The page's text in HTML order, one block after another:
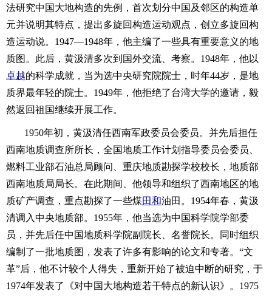
法研究中国大地构造的先例，首次划分中国及邻区的构造单
元并说明其特点，提出多旋回构造运动观点，创立多旋回构
造运动说。1947—1948年，他主编了一些具有重要意义的地
质图。此后，黄汲清多次到国外交流、考察。1948年，他以
卓越的科学成就，当为选中央研究院院士，时年44岁，是地
质界最年轻的院士。1949年，他拒绝了台湾大学的邀请，毅
然返回祖国继续开展工作。
1950年初，黄汲清任西南军政委员会委员。并先后担任
西南地质调查所所长，全国地质工作计划指导委员会委员、
燃料工业部石油总局顾问、重庆地质勘探学校校长，地质部
西南地质局局长。在此期间、他领导和组织了西南地区的地
质矿产调查，重点勘探了一些煤田和油田。1954年春，黄汲
清调入中央地质部。1955年，他当选为中国科学院学部委
员，并先后任中国地质科学院副院长、名誉院长。同时组织
编制了一批地质图，发表了许多有影响的论文和专著。“文
革”后，他不计较个人得失，重新开始了被迫中断的研究，于
1974年发表了《对中国大地构造若干特点的新认识》。1975